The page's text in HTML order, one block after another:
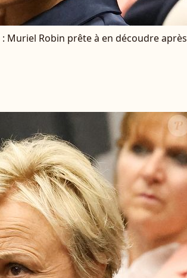
Muriel Robin prête à en découdre après